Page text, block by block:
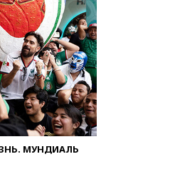
МУНДИАЛЬ